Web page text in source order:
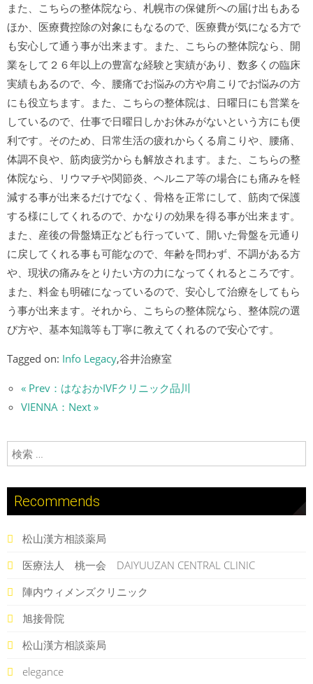
また、こちらの整体院なら、札幌市の保健所への届け出もある
ほか、医療費控除の対象にもなるので、医療費が気になる方で
も安心して通う事が出来ます。また、こちらの整体院なら、開
業をして２６年以上の豊富な経験と実績があり、数多くの臨床
実績もあるので、今、腰痛でお悩みの方や肩こりでお悩みの方
にも役立ちます。また、こちらの整体院は、日曜日にも営業を
しているので、仕事で日曜日しかお休みがないという方にも便
利です。そのため、日常生活の疲れからくる肩こりや、腰痛、
体調不良や、筋肉疲労からも解放されます。また、こちらの整
体院なら、リウマチや関節炎、ヘルニア等の場合にも痛みを軽
減する事が出来るだけでなく、骨格を正常にして、筋肉で保護
する様にしてくれるので、かなりの効果を得る事が出来ます。
また、産後の骨盤矯正なども行っていて、開いた骨盤を元通り
に戻してくれる事も可能なので、年齢を問わず、不調がある方
や、現状の痛みをとりたい方の力になってくれるところです。
また、料金も明確になっているので、安心して治療をしてもら
う事が出来ます。それから、こちらの整体院なら、整体院の選
び方や、基本知識等も丁寧に教えてくれるので安心です。
Tagged on: Info Legacy,谷井治療室
« Prev：はなおかIVFクリニック品川
VIENNA：Next »
検索:
Recommends
松山漢方相談薬局
医療法人 桃一会 DAIYUUZAN CENTRAL CLINIC
陣内ウィメンズクリニック
旭接骨院
松山漢方相談薬局
elegance